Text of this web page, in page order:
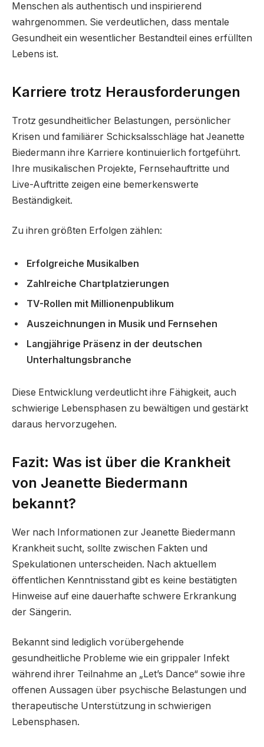
Menschen als authentisch und inspirierend
wahrgenommen. Sie verdeutlichen, dass mentale
Gesundheit ein wesentlicher Bestandteil eines erfüllten
Lebens ist.
Karriere trotz Herausforderungen
Trotz gesundheitlicher Belastungen, persönlicher
Krisen und familiärer Schicksalsschläge hat Jeanette
Biedermann ihre Karriere kontinuierlich fortgeführt.
Ihre musikalischen Projekte, Fernsehauftritte und
Live-Auftritte zeigen eine bemerkenswerte
Beständigkeit.
Zu ihren größten Erfolgen zählen:
Erfolgreiche Musikalben
Zahlreiche Chartplatzierungen
TV-Rollen mit Millionenpublikum
Auszeichnungen in Musik und Fernsehen
Langjährige Präsenz in der deutschen
Unterhaltungsbranche
Diese Entwicklung verdeutlicht ihre Fähigkeit, auch
schwierige Lebensphasen zu bewältigen und gestärkt
daraus hervorzugehen.
Fazit: Was ist über die Krankheit
von Jeanette Biedermann
bekannt?
Wer nach Informationen zur Jeanette Biedermann
Krankheit sucht, sollte zwischen Fakten und
Spekulationen unterscheiden. Nach aktuellem
öffentlichen Kenntnisstand gibt es keine bestätigten
Hinweise auf eine dauerhafte schwere Erkrankung
der Sängerin.
Bekannt sind lediglich vorübergehende
gesundheitliche Probleme wie ein grippaler Infekt
während ihrer Teilnahme an „Let’s Dance“ sowie ihre
offenen Aussagen über psychische Belastungen und
therapeutische Unterstützung in schwierigen
Lebensphasen.